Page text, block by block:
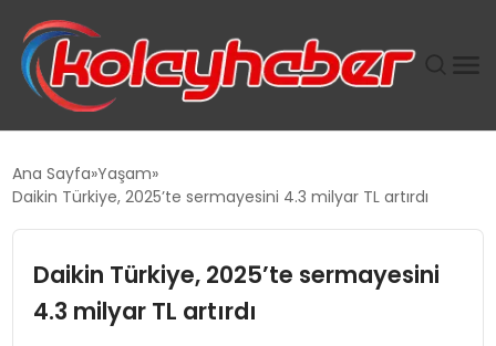
TANYER YAPI ZEMIN MÜHENDISLIĞINDE HEDEF
Ana Sayfa Yaşam
Daikin Türkiye, 2025’te sermayesini 4.3 milyar TL artırdı
Daikin Türkiye, 2025’te sermayesini
4.3 milyar TL artırdı